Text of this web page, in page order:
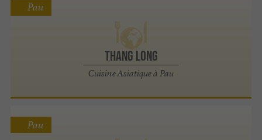
THANG LONG
Cuisine Asiatique à Pau
Pau
Pau